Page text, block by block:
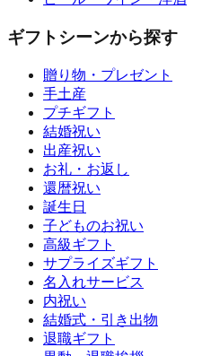
ギフトシーンから探す
贈り物・プレゼント
手土産
プチギフト
結婚祝い
出産祝い
お礼・お返し
還暦祝い
誕生日
子どものお祝い
高級ギフト
サプライズギフト
名入れサービス
内祝い
結婚式・引き出物
退職ギフト